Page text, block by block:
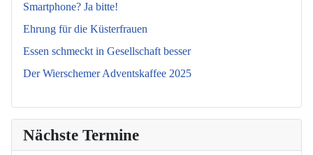
Smartphone? Ja bitte!
Ehrung für die Küsterfrauen
Essen schmeckt in Gesellschaft besser
Der Wierschemer Adventskaffee 2025
Nächste Termine